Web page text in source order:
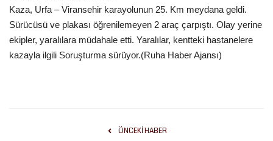
Tekno Bilim
Ekonomi
Kaza, Urfa – Viransehir karayolunun 25. Km meydana geldi.
Sürücüsü ve plakası öğrenilemeyen 2 araç çarpıştı. Olay yerine
ekipler, yaralılara müdahale etti. Yaralılar, kentteki hastanelere
kazayla ilgili Soruşturma sürüyor.(Ruha Haber Ajansı)
ÖNCEKI HABER